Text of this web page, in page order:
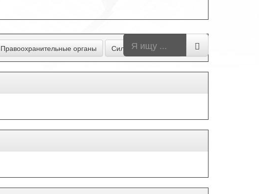
Правоохранительные органы Силовые структуры